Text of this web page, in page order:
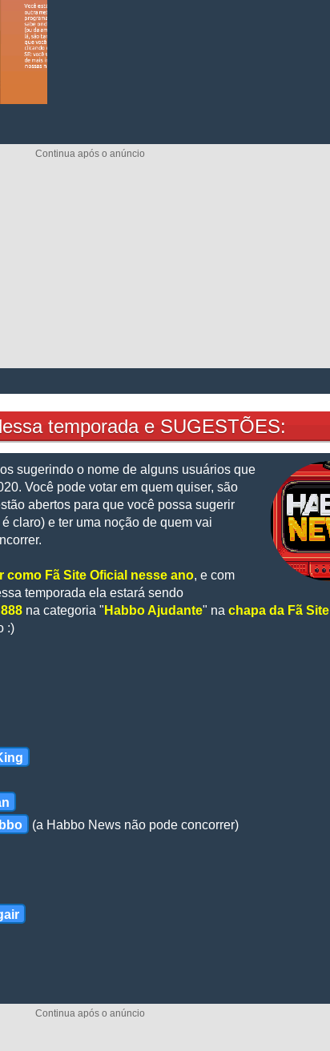
temporada e SUGESTÕES:
sugerindo o nome de alguns usuários que
Você pode votar em quem quiser, são
abertos para que você possa sugerir
claro) e ter uma noção de quem vai
Fã Site Oficial nesse ano, e com
temporada ela estará sendo
na categoria " Habbo Ajudante" na chapa da Fã Site
:)
(a Habbo News não pode concorrer)